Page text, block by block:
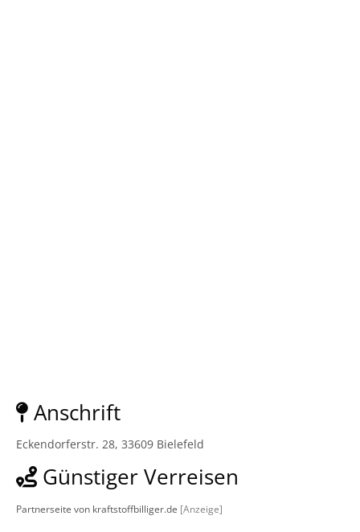
Anschrift
Eckendorferstr. 28, 33609 Bielefeld
Günstiger Verreisen
Partnerseite von kraftstoffbilliger.de [Anzeige]